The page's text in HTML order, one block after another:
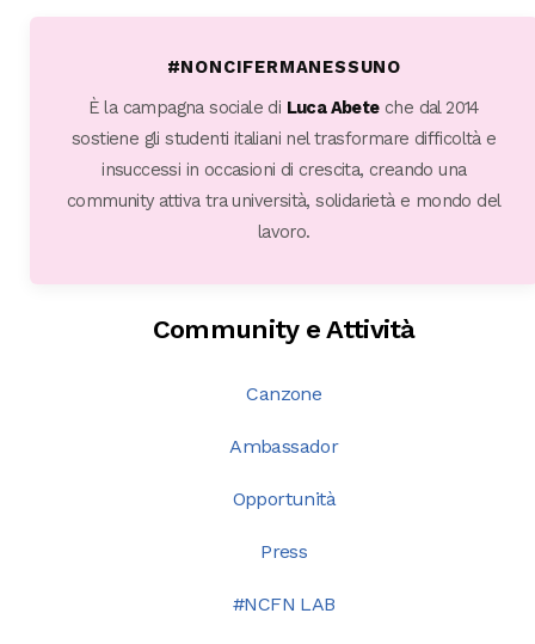
#NONCIFERMANESSUNO
È la campagna sociale di Luca Abeteche dal 2014
sostiene gli studenti italiani nel trasformare difficoltà e
insuccessi in occasioni di crescita, creando una
community attiva tra università, solidarietà e mondo del
lavoro.
Community e Attività
Canzone
Ambassador
Opportunità
Press
#NCFN LAB